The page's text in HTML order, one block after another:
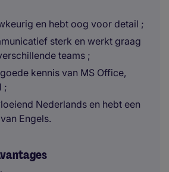
en hebt oog voor detail ;
sterk en werkt graag
teams ;
kennis van MS Office,
;
Nederlands en hebt een
Engels.